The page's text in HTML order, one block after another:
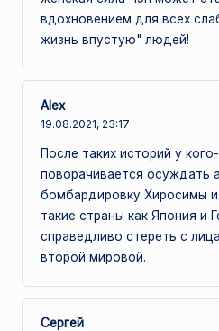
вдохновением для всех
жизнь впустую" людей!
Alex
19.08.2021, 23:17
После таких историй у
поворачивается осуждать
бомбардировку Хиросимы и
такие страны как Япония и
справедливо стереть с
второй мировой.
Сергей